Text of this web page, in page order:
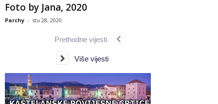
Foto by Jana, 2020
Parchy - stu 28, 2020
Prethodne vijesti
Više vijesti